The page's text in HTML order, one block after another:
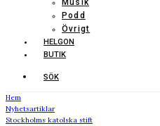
Musik
Podd
Övrigt
HELGON
BUTIK
SÖK
Hem
Nyhetsartiklar
Stockholms katolska stift